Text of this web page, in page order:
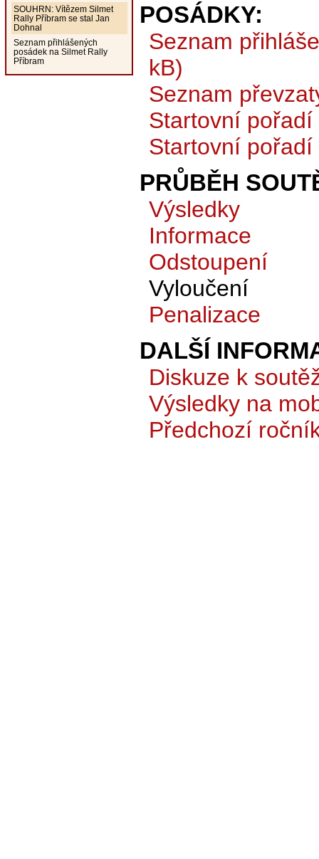
SOUHRN: Vítězem Silmet
Rally Příbram se stal Jan
Dohnal
Seznam přihlášených
posádek na Silmet Rally
Příbram
POSÁDKY:
Seznam
kB)
Seznam
Startovní pořadí
Startovní pořadí
PRŮBĚH
Výsledky
Informace
Odstoupení
Vyloučení
Penalizace
DALŠÍ
Diskuze k
Výsledky na
Předchozí